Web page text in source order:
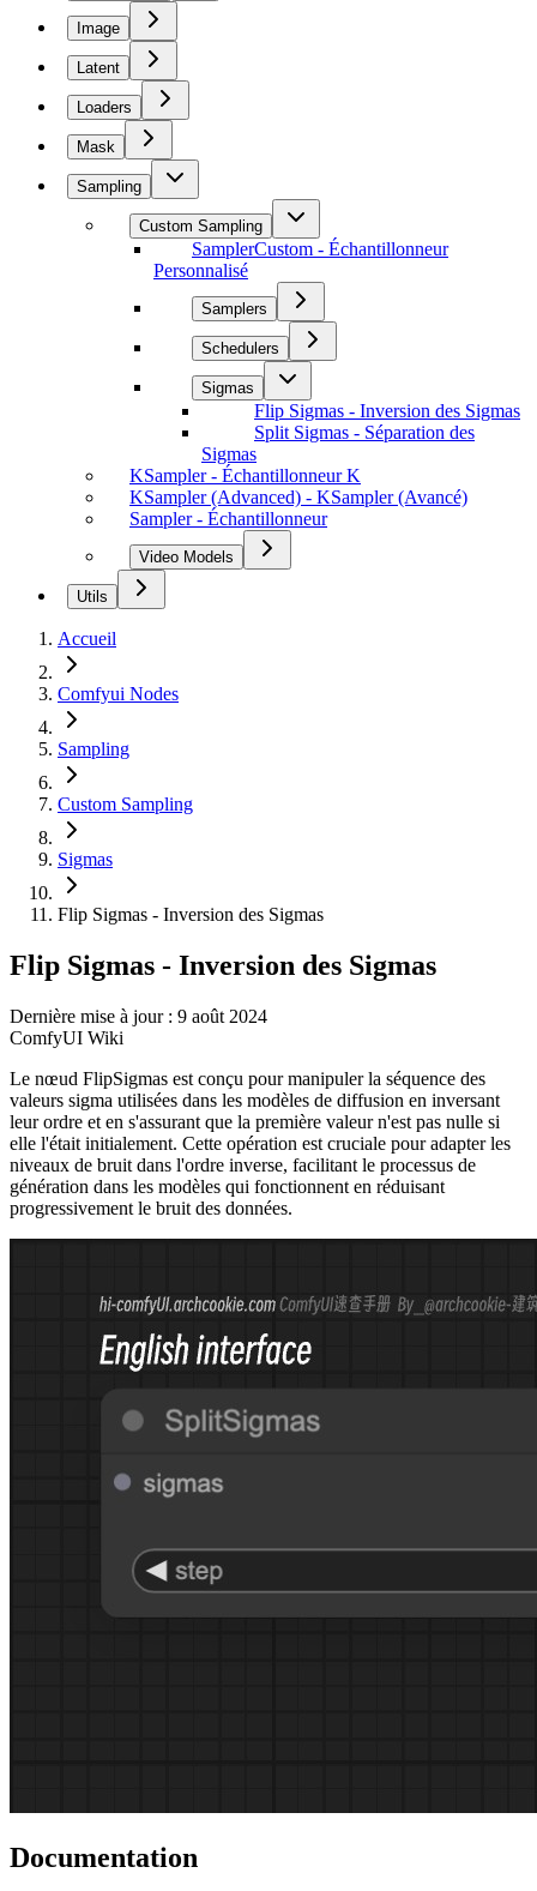
Image
Latent
Loaders
Mask
Sampling
Custom Sampling
SamplerCustom - Échantillonneur
Personnalisé
Samplers
Schedulers
Sigmas
Flip Sigmas - Inversion des Sigmas
Split Sigmas - Séparation des
Sigmas
KSampler - Échantillonneur K
KSampler (Advanced) - KSampler (Avancé)
Sampler - Échantillonneur
Video Models
Utils
Accueil
Comfyui Nodes
Sampling
Custom Sampling
Sigmas
Flip Sigmas - Inversion des Sigmas
Flip Sigmas - Inversion des Sigmas
Dernière mise à jour : 9 août 2024
ComfyUI Wiki
Le nœud FlipSigmas est conçu pour manipuler la séquence des
valeurs sigma utilisées dans les modèles de diffusion en inversant
leur ordre et en s'assurant que la première valeur n'est pas nulle si
elle l'était initialement. Cette opération est cruciale pour adapter les
niveaux de bruit dans l'ordre inverse, facilitant le processus de
génération dans les modèles qui fonctionnent en réduisant
progressivement le bruit des données.
Documentation